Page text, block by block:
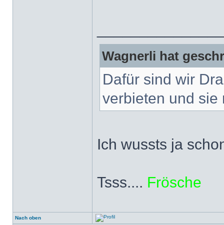
Wagnerli hat
Dafür sind wir
verbieten und sie
Ich wussts ja
Tsss.... Frösche
Nach oben